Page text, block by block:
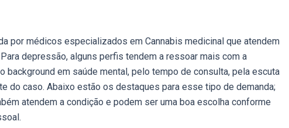
por médicos especializados em Cannabis medicinal que atendem
depressão, alguns perfis tendem a ressoar mais com a
em saúde mental, pelo tempo de consulta, pela escuta
do caso. Abaixo estão os destaques para esse tipo de demanda;
atendem a condição e podem ser uma boa escolha conforme